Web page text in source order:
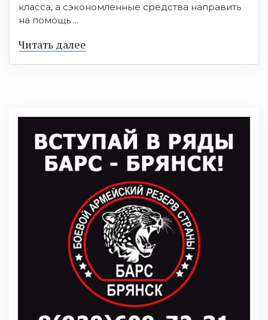
класса, а сэкономленные средства направить
на помощь ...
Читать далее